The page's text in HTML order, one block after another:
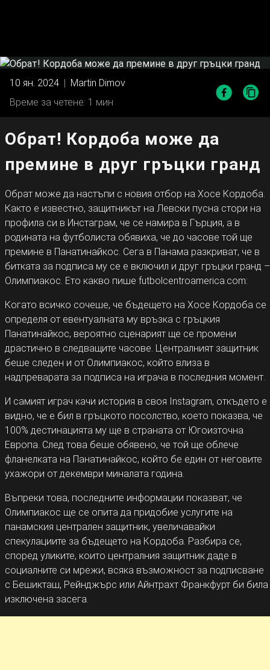
10 ян. 2024 | Martin Dimov
Време за четене: 1 мин
Обрат! Кордоба може да
премине в друг гръцки гранд
Обрат може да настъпи с новия отбор на Хосе Кордоба.
Както е известно, защитникът на Левски пусна стори на
профила си в Инстаграм, че се намира в Гърция, а в
родината на футболиста обявиха, че до часове той ще
премине в Панатинайкос. Сега в Панама разкриват, че в
битката за подписа му се е включил и друг гръцки гранд –
Олимпиакос. Ето какво пише futbolcentroamerica.com:
Когато всичко сочеше, че бъдещето на Хосе Кордоба се
определя от евентуалната му връзка с гръцкия
Панатинайкос, вероятно сценарият ще се промени
драстично в следващите часове. Централният защитник
беше следен и от Олимпиакос, който влиза в
надпреварата за подписа на играча в последния момент.
И самият играч качи история в своя Instagram, откъдето е
видно, че е бил в гръцкото посолство, което показва, че
100% дестинацията му ще в страната от Югоизточна
Европа. След това беше обявено, че той ще облече
фланелката на Панатинайкос, който бе един от неговите
ухажори от декември миналата година.
Въпреки това, последните информации показват, че
Олимпиакос ще се опита да придобие услугите на
панамския централен защитник, увеличавайки
спекулациите за бъдещето на Кордоба. Разбира се,
според уликите, които централния защитник даде в
социалните си мрежи, всяка възможност за подписване
с Бешикташ, Рейнджърс или Айнтрахт Франкфурт би била
изключена засега.